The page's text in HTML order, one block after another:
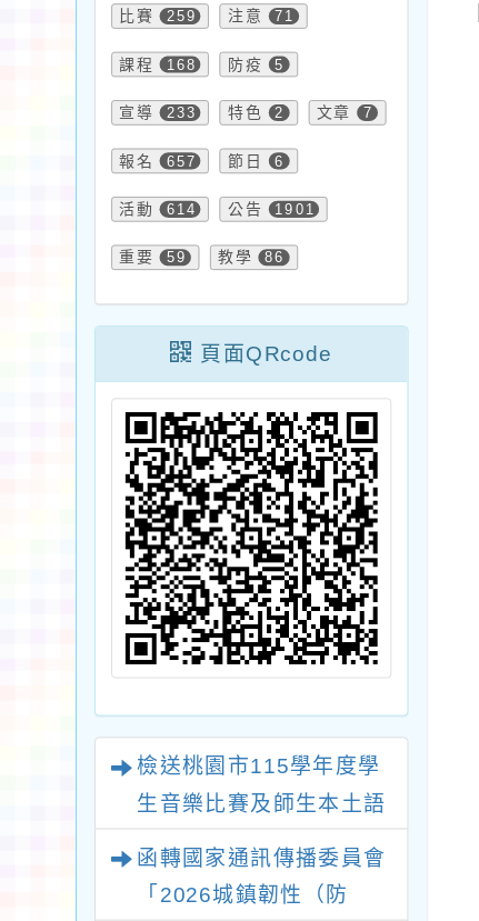
比賽 259 注意 71
課程 168 防疫 5
宣導 233 特色 2 文章 7
報名 657 節日 6
活動 614 公告 1901
重要 59 教學 86
頁面QRcode
檢送桃園市115學年度學
生音樂比賽及師生本土語
函轉國家通訊傳播委員會
「2026城鎮韌性（防